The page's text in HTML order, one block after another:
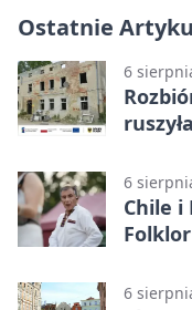
Ostatnie
6
6
Chile i
6